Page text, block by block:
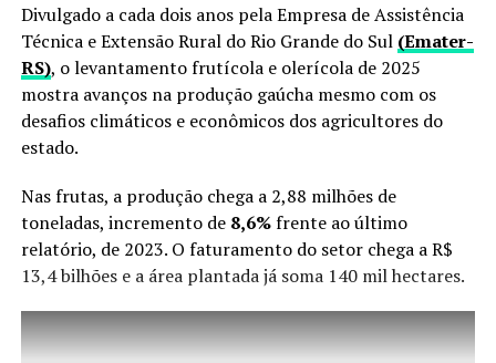
Divulgado a cada dois anos pela Empresa de Assistência
Técnica e Extensão Rural do Rio Grande do Sul (Emater-
RS), o levantamento frutícola e olerícola de 2025
mostra avanços na produção gaúcha mesmo com os
desafios climáticos e econômicos dos agricultores do
estado.
Nas frutas, a produção chega a 2,88 milhões de
toneladas, incremento de 8,6%frente ao último
relatório, de 2023. O faturamento do setor chega a R$
13,4 bilhões e a área plantada já soma 140 mil hectares.